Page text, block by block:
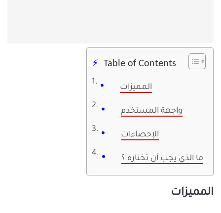
Table of Contents
المميزات
واجهة المستخدم
الإحصاءات
ما الذي يجب أن تختاره ؟
المميزات